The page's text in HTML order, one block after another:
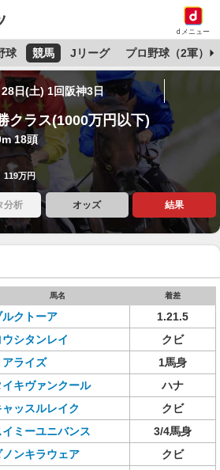
dメニュー
球 競馬 Jリーグ プロ野球（2軍）
日(土) 1回阪神3日
クラス(1000万円以下)
18頭
119万円
分析 オッズ 結果
馬名 着差
ルクトーア
1.21.5
ウシタンレイ
クビ
アライズ
1馬身
イキヴァンクール
ハナ
ャッスルレイク
クビ
イミーユニバンス
3/4馬身
ノンキラウェア
クビ